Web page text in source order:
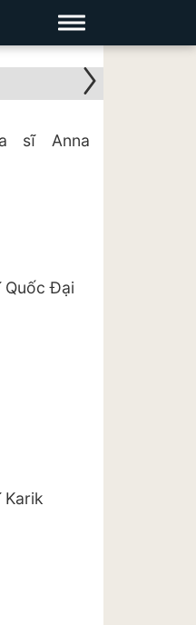
sĩ Anna
Quốc Đại
Karik